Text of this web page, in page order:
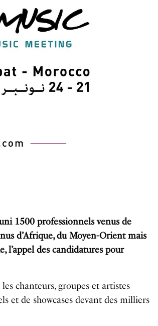
1500 professionnels venus de
d’Afrique, du Moyen-Orient mais
l’appel des candidatures pour
chanteurs, groupes et artistes
et de showcases devant des milliers